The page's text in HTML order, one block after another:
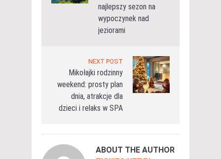
najlepszy sezon na
wypoczynek nad
jeziorami
NEXT POST
Mikołajki rodzinny
weekend: prosty plan
dnia, atrakcje dla
dzieci i relaks w SPA
ABOUT THE AUTHOR